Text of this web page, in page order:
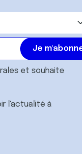
et souhaite
l'actualité à